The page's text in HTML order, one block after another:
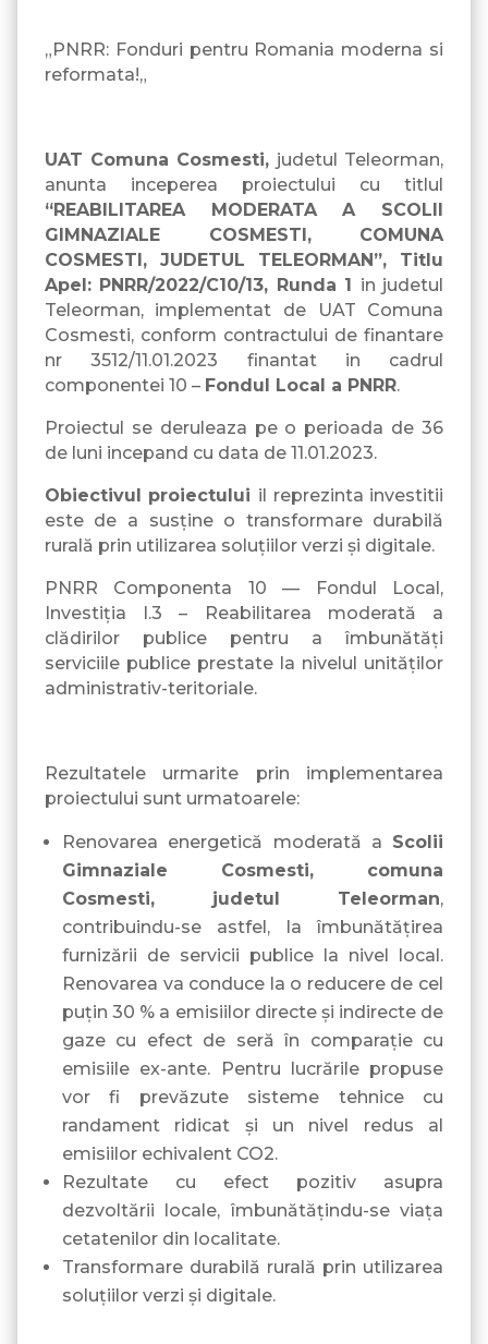
„PNRR: Fonduri pentru Romania moderna si
reformata!„
UAT Comuna Cosmesti, judetul Teleorman,
anunta inceperea proiectului cu titlul
“REABILITAREA MODERATA A SCOLII
GIMNAZIALE COSMESTI, COMUNA
COSMESTI, JUDETUL TELEORMAN”, Titlu
Apel: PNRR/2022/C10/13, Runda 1 in judetul
Teleorman, implementat de UAT Comuna
Cosmesti, conform contractului de finantare
nr 3512/11.01.2023 finantat in cadrul
componentei 10 – Fondul Local a PNRR.
Proiectul se deruleaza pe o perioada de 36
de luni incepand cu data de 11.01.2023.
Obiectivul proiectului il reprezinta investitii
este de a susține o transformare durabilă
rurală prin utilizarea soluțiilor verzi și digitale.
PNRR Componenta 10 — Fondul Local,
Investiția I.3 – Reabilitarea moderată a
clădirilor publice pentru a îmbunătăți
serviciile publice prestate la nivelul unităților
administrativ-teritoriale.
Rezultatele urmarite prin implementarea
proiectului sunt urmatoarele:
Renovarea energetică moderată a Scolii
Gimnaziale Cosmesti, comuna
Cosmesti, judetul Teleorman,
contribuindu-se astfel, la îmbunătățirea
furnizării de servicii publice la nivel local.
Renovarea va conduce la o reducere de cel
puțin 30 % a emisiilor directe și indirecte de
gaze cu efect de seră în comparație cu
emisiile ex-ante. Pentru lucrările propuse
vor fi prevăzute sisteme tehnice cu
randament ridicat şi un nivel redus al
emisiilor echivalent CO2.
Rezultate cu efect pozitiv asupra
dezvoltării locale, îmbunătățindu-se viața
cetatenilor din localitate.
Transformare durabilă rurală prin utilizarea
soluțiilor verzi și digitale.